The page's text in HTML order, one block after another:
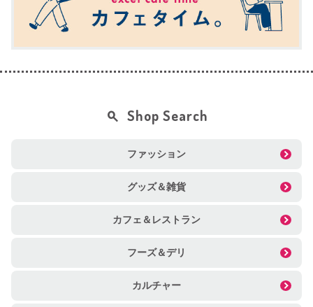
Shop Search
ファッション
グッズ＆雑貨
カフェ＆レストラン
フーズ＆デリ
カルチャー